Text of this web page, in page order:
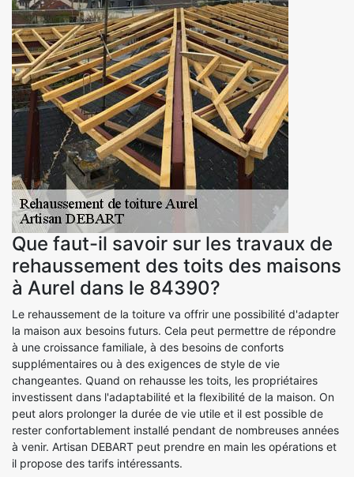
Que faut-il savoir sur les travaux de
rehaussement des toits des maisons
à Aurel dans le 84390?
Le rehaussement de la toiture va offrir une possibilité d'adapter
la maison aux besoins futurs. Cela peut permettre de répondre
à une croissance familiale, à des besoins de conforts
supplémentaires ou à des exigences de style de vie
changeantes. Quand on rehausse les toits, les propriétaires
investissent dans l'adaptabilité et la flexibilité de la maison. On
peut alors prolonger la durée de vie utile et il est possible de
rester confortablement installé pendant de nombreuses années
à venir. Artisan DEBART peut prendre en main les opérations et
il propose des tarifs intéressants.